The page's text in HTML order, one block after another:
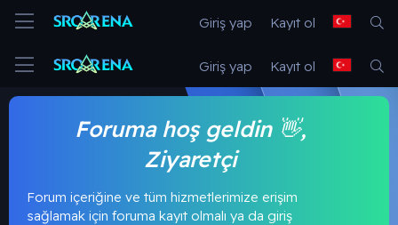
Giriş yap Kayıt ol
Giriş yap Kayıt ol
Foruma hoş geldin 👋,
Ziyaretçi
Forum içeriğine ve tüm hizmetlerimize erişim
sağlamak için foruma kayıt olmalı ya da giriş